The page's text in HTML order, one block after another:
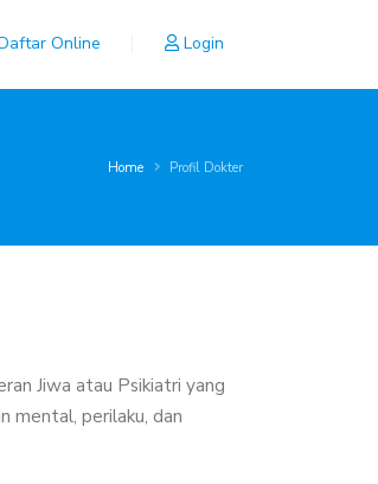
Online Login
Home Profil Dokter
Jiwa atau Psikiatri yang
mental, perilaku, dan